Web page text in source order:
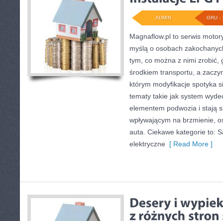
GRU -
ADMIN
Magnaflow.pl to serwis
myślą o osobach
tym, co można z nimi zrobić,
środkiem transportu, a
którym modyfikacje spotyka
tematy takie jak system
elementem podwozia i stają
wpływającym na brzmienie,
auta. Ciekawe kategorie to:
elektryczne [ Read More ]